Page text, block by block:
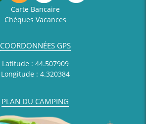
Carte Bancaire
Chèques Vacances
COORDONNÉES GPS
Latitude : 44.507909
Longitude : 4.320384
PLAN DU CAMPING